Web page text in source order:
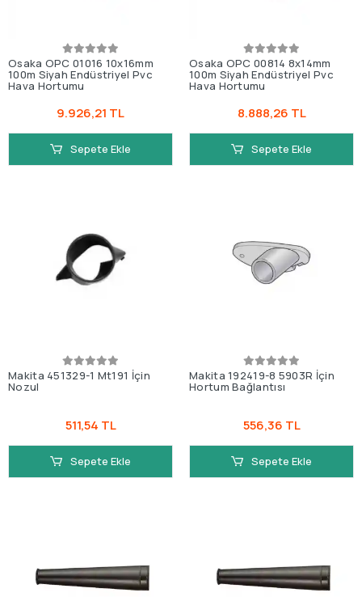
Osaka OPC 01016 10x16mm
100m Siyah Endüstriyel Pvc
Hava Hortumu
9.926,21 TL
Sepete Ekle
Osaka OPC 00814 8x14mm
100m Siyah Endüstriyel Pvc
Hava Hortumu
8.888,26 TL
Sepete Ekle
Makita 451329-1 Mt191 İçin
Nozul
511,54 TL
Sepete Ekle
Makita 192419-8 5903R İçin
Hortum Bağlantısı
556,36 TL
Sepete Ekle